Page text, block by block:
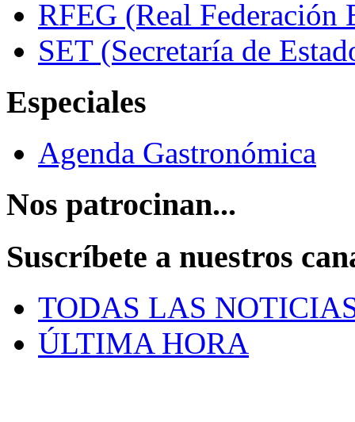
RFEG (Real Federación
SET (Secretaría de
Especiales
Agenda Gastronómica
Nos patrocinan...
Suscríbete a nuestros
TODAS LAS
ÚLTIMA HORA